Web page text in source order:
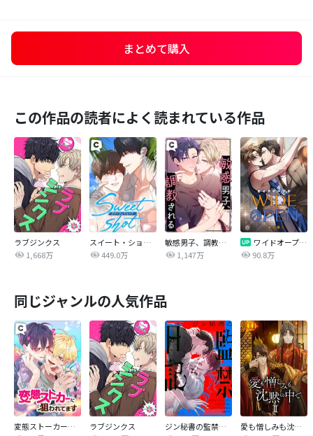
まとめて購入
この作品の読者によく読まれている作品
ラブジンクス
1,668万
スイート・ショット
449.0万
敏感男子、調教される
1,147万
ワイドオープン【改訂版】
90.8万
同じジャンルの人気作品
変態ストーカーに狙われてます
ラブジンクス
ジン秘書の監禁日記【タテヨミ】
愛も憎しみも沈黙の中で